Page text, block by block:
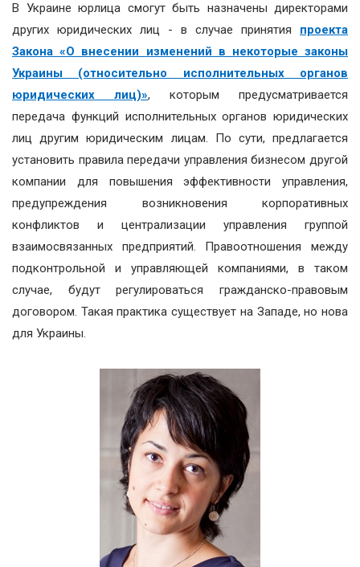
В Украине юрлица смогут быть назначены директорами
других юридических лиц - в случае принятия проекта
Закона «О внесении изменений в некоторые законы
Украины (относительно исполнительных органов
юридических лиц)», которым предусматривается
передача функций исполнительных органов юридических
лиц другим юридическим лицам. По сути, предлагается
установить правила передачи управления бизнесом другой
компании для повышения эффективности управления,
предупреждения возникновения корпоративных
конфликтов и централизации управления группой
взаимосвязанных предприятий. Правоотношения между
подконтрольной и управляющей компаниями, в таком
случае, будут регулироваться гражданско-правовым
договором. Такая практика существует на Западе, но нова
для Украины.